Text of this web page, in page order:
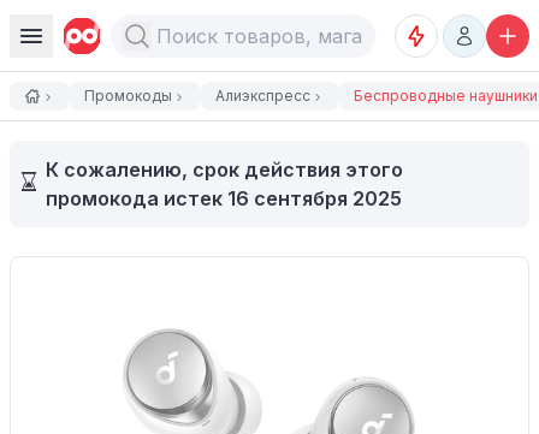
Промокоды Алиэкспресс Беспроводные наушники
К сожалению, срок действия этого
промокода истек 16 сентября 2025